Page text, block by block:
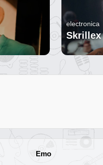
electronica
Skrillex
Emo